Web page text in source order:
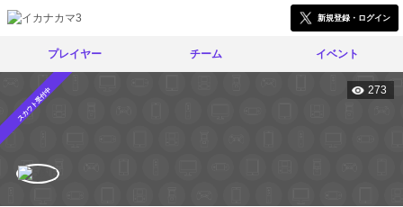
新規登録・ログイン
プレイヤー チーム イベント
スカウト受付中 273